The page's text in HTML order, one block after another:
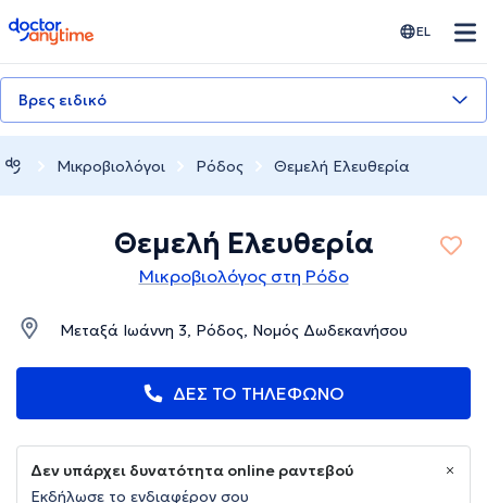
doctoranytime EL
Βρες ειδικό
Μικροβιολόγοι Ρόδος Θεμελή Ελευθερία
Θεμελή Ελευθερία
Μικροβιολόγος στη Ρόδο
Μεταξά Ιωάννη 3, Ρόδος, Νομός Δωδεκανήσου
ΔΕΣ ΤΟ ΤΗΛΕΦΩΝΟ
Δεν υπάρχει δυνατότητα online ραντεβού
Εκδήλωσε το ενδιαφέρον σου